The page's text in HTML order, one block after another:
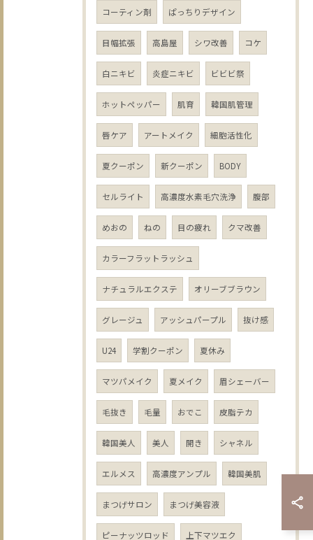
コーティン剤 ぱっちりデザイン
目幅拡張 高島屋 シワ改善 コケ
白ニキビ 炎症ニキビ ビビビ祭
ホットペッパー 肌育 韓国肌管理
唇ケア アートメイク 細胞活性化
夏クーポン 新クーポン BODY
セルライト 高濃度水素毛穴洗浄 腹部
めおの ねの 目の疲れ クマ改善
カラーフラットラッシュ
ナチュラルエクステ オリーブブラウン
グレージュ アッシュパープル 抜け感
U24 学割クーポン 夏休み
マツパメイク 夏メイク 眉シェーバー
毛抜き 毛量 おでこ 皮脂テカ
韓国美人 美人 開き シャネル
エルメス 高濃度アンプル 韓国美肌
まつげサロン まつげ美容液
ピーナッツロッド 上下マツエク